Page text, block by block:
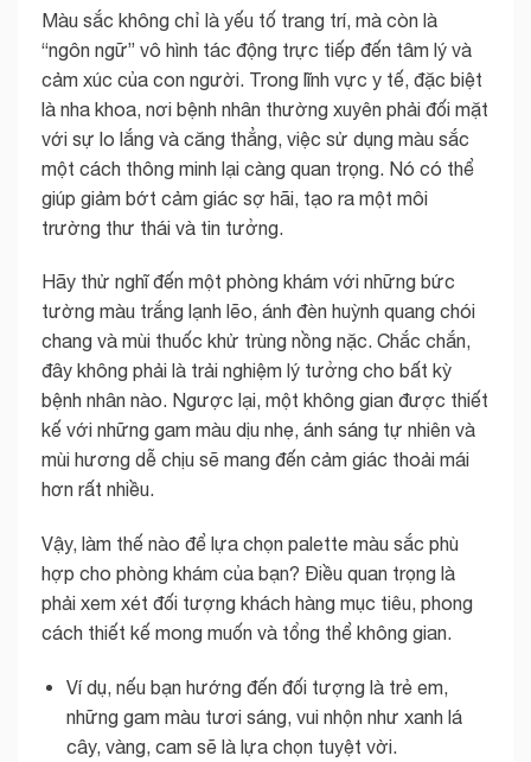
Màu sắc không chỉ là yếu tố trang trí, mà còn là
“ngôn ngữ” vô hình tác động trực tiếp đến tâm lý và
cảm xúc của con người. Trong lĩnh vực y tế, đặc biệt
là nha khoa, nơi bệnh nhân thường xuyên phải đối mặt
với sự lo lắng và căng thẳng, việc sử dụng màu sắc
một cách thông minh lại càng quan trọng. Nó có thể
giúp giảm bớt cảm giác sợ hãi, tạo ra một môi
trường thư thái và tin tưởng.
Hãy thử nghĩ đến một phòng khám với những bức
tường màu trắng lạnh lẽo, ánh đèn huỳnh quang chói
chang và mùi thuốc khử trùng nồng nặc. Chắc chắn,
đây không phải là trải nghiệm lý tưởng cho bất kỳ
bệnh nhân nào. Ngược lại, một không gian được thiết
kế với những gam màu dịu nhẹ, ánh sáng tự nhiên và
mùi hương dễ chịu sẽ mang đến cảm giác thoải mái
hơn rất nhiều.
Vậy, làm thế nào để lựa chọn palette màu sắc phù
hợp cho phòng khám của bạn? Điều quan trọng là
phải xem xét đối tượng khách hàng mục tiêu, phong
cách thiết kế mong muốn và tổng thể không gian.
Ví dụ, nếu bạn hướng đến đối tượng là trẻ em,
những gam màu tươi sáng, vui nhộn như xanh lá
cây, vàng, cam sẽ là lựa chọn tuyệt vời.